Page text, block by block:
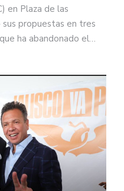
en Plaza de las
propuestas en tres
ha abandonado el…